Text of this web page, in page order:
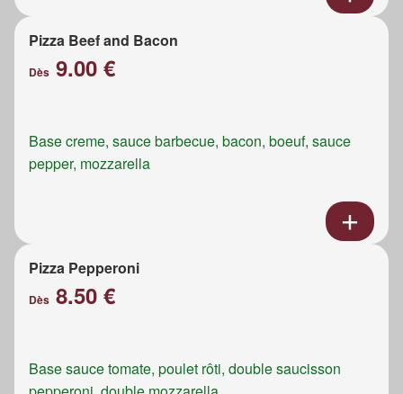
Pizza Beef and Bacon
Dès 9.00 €
Base creme, sauce barbecue, bacon, boeuf, sauce
pepper, mozzarella
Pizza Pepperoni
Dès 8.50 €
Base sauce tomate, poulet rôti, double saucisson